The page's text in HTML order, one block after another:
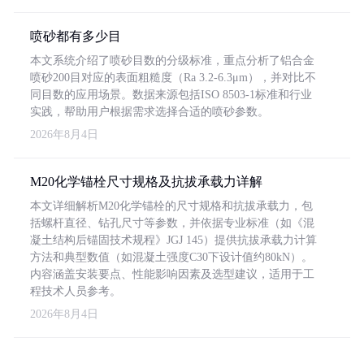
喷砂都有多少目
本文系统介绍了喷砂目数的分级标准，重点分析了铝合金
喷砂200目对应的表面粗糙度（Ra 3.2-6.3μm），并对比不
同目数的应用场景。数据来源包括ISO 8503-1标准和行业
实践，帮助用户根据需求选择合适的喷砂参数。
2026年8月4日
M20化学锚栓尺寸规格及抗拔承载力详解
本文详细解析M20化学锚栓的尺寸规格和抗拔承载力，包
括螺杆直径、钻孔尺寸等参数，并依据专业标准（如《混
凝土结构后锚固技术规程》JGJ 145）提供抗拔承载力计算
方法和典型数值（如混凝土强度C30下设计值约80kN）。
内容涵盖安装要点、性能影响因素及选型建议，适用于工
程技术人员参考。
2026年8月4日